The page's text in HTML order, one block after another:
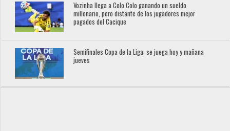
Vozinha llega a Colo Colo ganando un sueldo
millonario, pero distante de los jugadores mejor
pagados del Cacique
Semifinales Copa de la Liga: se juega hoy y mañana
jueves